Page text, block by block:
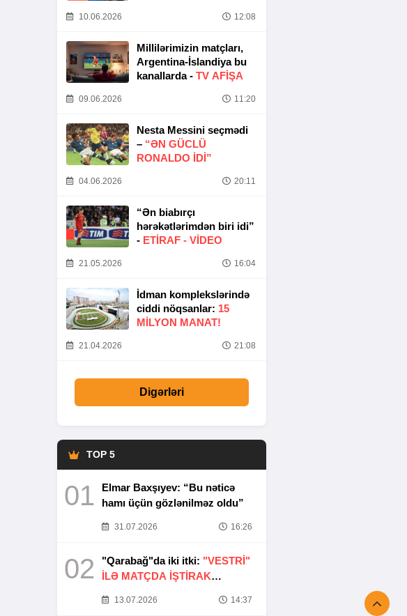
10.06.2026 12:08
Millilərimizin matçları,
Argentina-İslandiya bu
kanallarda - TV AFİŞA
09.06.2026 11:20
Nesta Messini seçmədi
– “ƏN GÜCLÜ
RONALDO IDI”
04.06.2026 20:11
“Ən biabırçı
hərəkətlərimdən biri idi”
- ETIRAF - VİDEO
21.05.2026 16:04
İdman komplekslərində
ciddi nöqsanlar: 15
MILYON MANAT!
21.04.2026 21:08
Digərləri
TOP 5
01
Elmar Baxşıyev: “Bu nəticə
hamı üçün gözlənilməz oldu”
31.07.2026 16:26
02 "Qarabağ"da iki itki: "VESTRİ"
İLƏ MATÇDA İŞTİRAK
13.07.2026 14:37